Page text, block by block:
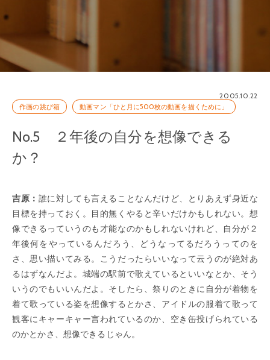
2005.10.22
作画の跳び箱
動画マン「ひと月に500枚の動画を描くために」
No.5 ２年後の自分を想像できる
か？
吉原： 誰に対しても言えることなんだけど、とりあえず身近な
目標を持っておく。目的無くやると辛いだけかもしれない。想
像できるっていうのも才能なのかもしれないけれど、自分が２
年後何をやっているんだろう、どうなってるだろうってのを
さ、思い描いてみる。こうだったらいいなって云うのが絶対あ
るはずなんだよ。城端の駅前で歌えているといいなとか、そう
いうのでもいいんだよ。そしたら、祭りのときに自分が着物を
着て歌っている姿を想像するとかさ、アイドルの服着て歌って
観客にキャーキャー言われているのか、空き缶投げられている
のかとかさ、想像できるじゃん。